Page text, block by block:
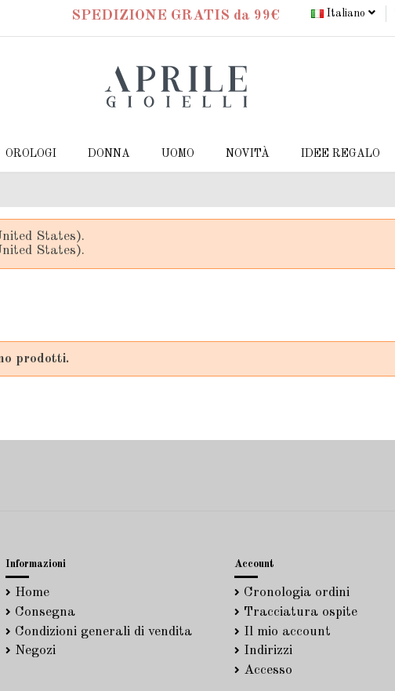
SPEDIZIONE GRATIS da 99€ Italiano
OROLOGI DONNA UOMO NOVITÀ IDEE REGALO
States).
States).
prodotti.
Informazioni
Home
Consegna
Condizioni generali di vendita
Negozi
Account
Cronologia ordini
Tracciatura ospite
Il mio account
Indirizzi
Accesso